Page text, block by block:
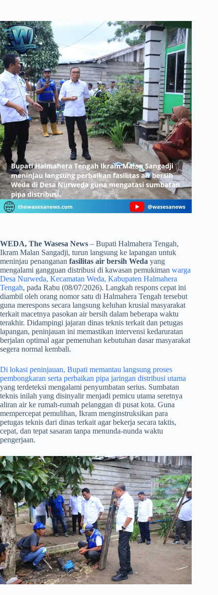
WEDA, The Wasesa News – Bupati Halmahera Tengah,
Ikram Malan Sangadji, turun langsung ke lapangan untuk
meninjau penanganan fasilitas air bersih Weda yang
mengalami gangguan distribusi di kawasan pemukiman warga
Desa Nurweda, Kecamatan Weda, Kabupaten Halmahera
Tengah, pada Rabu (08/07/2026). Langkah respons cepat ini
diambil oleh orang nomor satu di Halmahera Tengah tersebut
guna merespons secara langsung keluhan krusial masyarakat
terkait macetnya pasokan air bersih dalam beberapa waktu
terakhir. Didampingi jajaran dinas teknis terkait dan petugas
lapangan, peninjauan ini memastikan intervensi kedaruratan
berjalan optimal agar pemenuhan kebutuhan dasar masyarakat
segera normal kembali.
Di lokasi peninjauan, Bupati memantau langsung proses
pembongkaran serta perbaikan pipa jaringan distribusi utama
yang terdeteksi mengalami penyumbatan serius. Sumbatan
teknis inilah yang disinyalir menjadi pemicu utama seretnya
aliran air ke rumah-rumah pelanggan di pusat kota. Guna
mempercepat pemulihan, Ikram menginstruksikan para
petugas teknis dari dinas terkait agar bekerja secara taktis,
cepat, dan tepat sasaran tanpa menunda-nunda waktu
pengerjaan.